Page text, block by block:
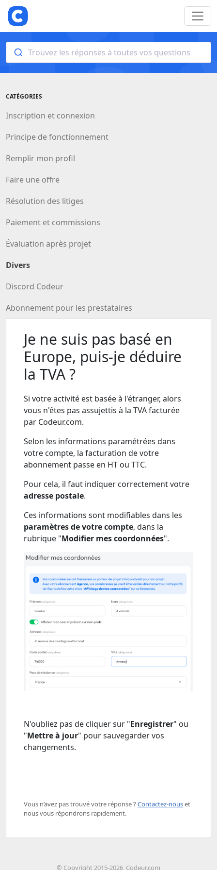
Trouvez les réponses à toutes vos questions
CATÉGORIES
Inscription et connexion
Principe de fonctionnement
Remplir mon profil
Faire une offre
Résolution des litiges
Paiement et commissions
Évaluation après projet
Divers
Discord Codeur
Abonnement pour les prestataires
Je ne suis pas basé en
Europe, puis-je déduire
la TVA ?
Si votre activité est basée à l'étranger, alors
vous n'êtes pas assujettis à la TVA facturée
par Codeur.com.
Selon les informations paramétrées dans
votre compte, la facturation de votre
abonnement passe en HT ou TTC.
Pour cela, il faut indiquer correctement votre
adresse postale.
Ces informations sont modifiables dans les
paramètres de votre compte, dans la
rubrique "Modifier mes coordonnées".
N'oubliez pas de cliquer sur "Enregistrer" ou
"Mettre à jour" pour sauvegarder vos
changements.
Vous n’avez pas trouvé votre réponse ? ​Contactez-nous​ et
nous vous répondrons rapidement.
© Copyright 2015-2026, Codeur.com